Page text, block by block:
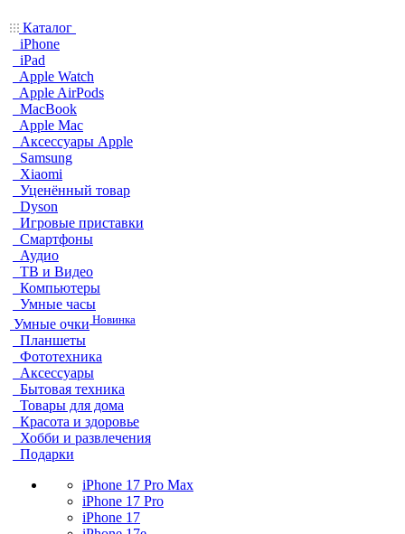
Каталог
iPhone
iPad
Apple Watch
Apple AirPods
MacBook
Apple Mac
Аксессуары Apple
Samsung
Xiaomi
Уценённый товар
Dyson
Игровые приставки
Смартфоны
Аудио
ТВ и Видео
Компьютеры
Умные часы
Умные очки Новинка
Планшеты
Фототехника
Аксессуары
Бытовая техника
Товары для дома
Красота и здоровье
Хобби и развлечения
Подарки
iPhone 17 Pro Max
iPhone 17 Pro
iPhone 17